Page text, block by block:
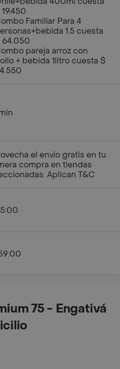
Familiar Para 4
1.5 cuesta
64.050
pareja arroz con
+ bebida 1litro cuesta $
el envío gratis en tu
compra en tiendas
Aplican T&C
75 - Engativá